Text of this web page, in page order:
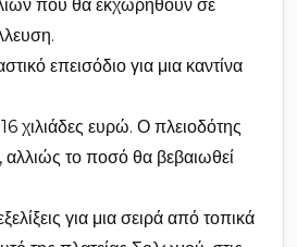
που θα εκχωρηθούν σε
επεισόδιο για μια καντίνα
χιλιάδες ευρώ. Ο πλειοδότης
αλλιώς το ποσό θα βεβαιωθεί
για μια σειρά από τοπικά